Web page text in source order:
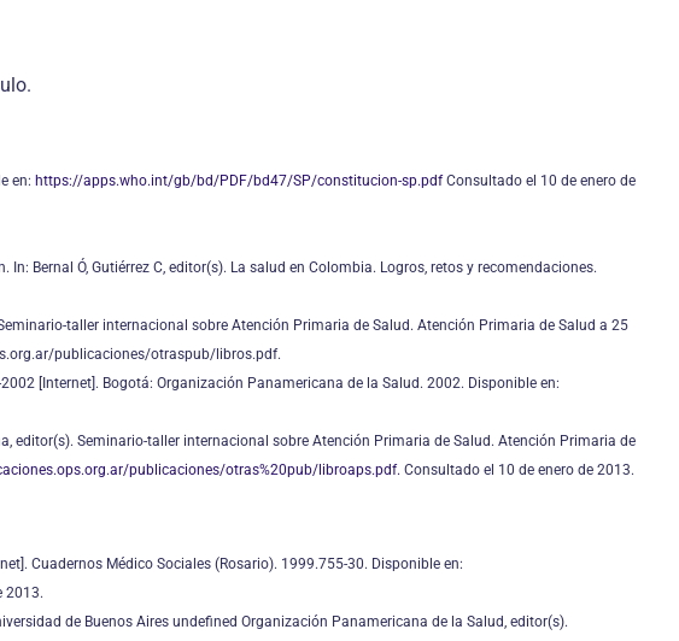
en: https://apps.who.int/gb/bd/PDF/bd47/SP/constitucion-sp.pdfConsultado el 10 de enero de
Bernal Ó, Gutiérrez C, editor(s). La salud en Colombia. Logros, retos y recomendaciones.
taller internacional sobre Atención Primaria de Salud. Atención Primaria de Salud a 25
publicaciones/otraspub/libros.pdf.
[Internet]. Bogotá: Organización Panamericana de la Salud. 2002. Disponible en:
editor(s). Seminario-taller internacional sobre Atención Primaria de Salud. Atención Primaria de
publicaciones/otras%20pub/libroaps.pdf. Consultado el 10 de enero de 2013.
Cuadernos Médico Sociales (Rosario). 1999.755-30. Disponible en:
2013.
de Buenos Aires undefined Organización Panamericana de la Salud, editor(s).